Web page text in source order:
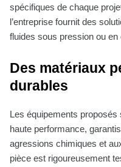
spécifiques de chaque
l’entreprise fournit des
fluides sous pression ou
Des matériaux
durables
Les équipements
haute performance,
agressions chimiques et
pièce est rigoureusement